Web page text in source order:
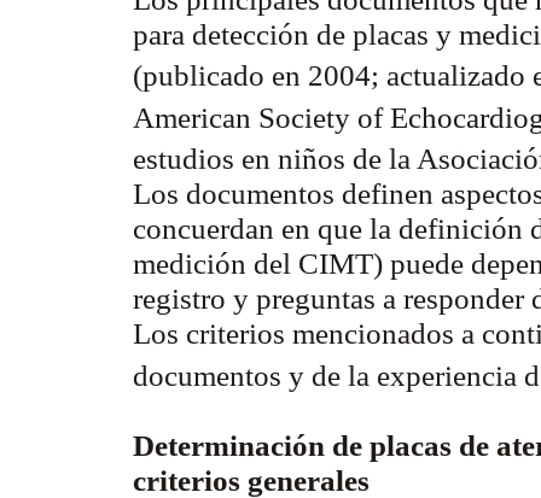
para detección de placas y
(publicado en 2004; actualizado
American Society of
estudios en niños de la
Los documentos definen
concuerdan en que la definición
medición del CIMT) puede
registro y preguntas a
Los criterios mencionados a
documentos y de la experiencia
Determinación de placas de
criterios generales